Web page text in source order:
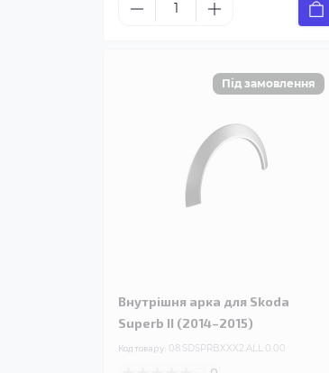
Внутрішня арка для Skoda
Superb II (2014–2015)
Код товару: 08.SDSPRBXXX2.ALL.0.00